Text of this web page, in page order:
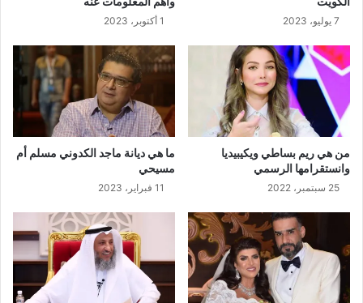
7 يوليو، 2023 1 أكتوبر، 2023
من هي ريم بساطي ويكيبيديا
وانستقرامها الرسمي
25 سبتمبر، 2022
ما هي ديانة ماجد الكدوني مسلم أم
مسيحي
11 فبراير، 2023